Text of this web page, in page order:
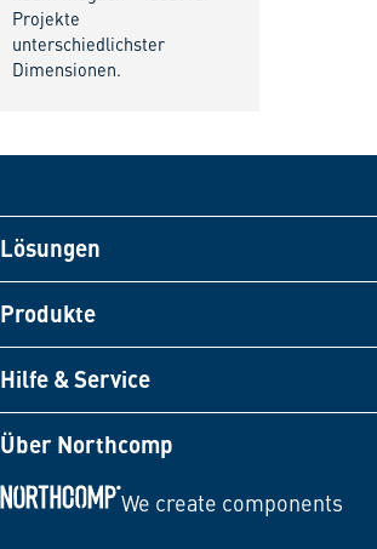
Projekte
unterschiedlichster
Dimensionen.
Lösungen
Produkte
Hilfe & Service
Über Northcomp
We create components